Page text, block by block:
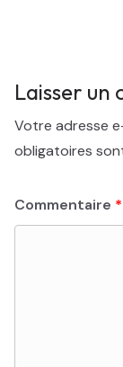
Laisser un
Votre adresse
obligatoires
Commentaire *